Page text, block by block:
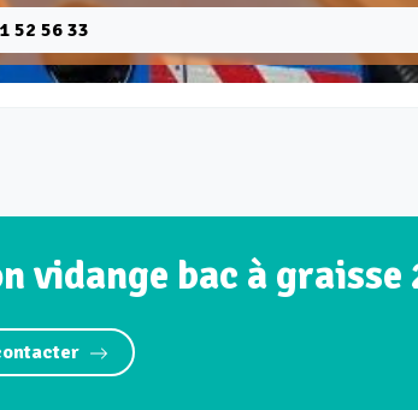
52 56 33
vidange bac à